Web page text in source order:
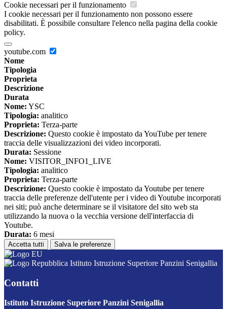
Cookie necessari per il funzionamento
I cookie necessari per il funzionamento non possono essere
disabilitati. È possibile consultare l'elenco nella pagina della cookie
policy.
youtube.com
Nome
Tipologia
Proprieta
Descrizione
Durata
Nome: YSC
Tipologia: analitico
Proprieta: Terza-parte
Descrizione: Questo cookie è impostato da YouTube per tenere
traccia delle visualizzazioni dei video incorporati.
Durata: Sessione
Nome: VISITOR_INFO1_LIVE
Tipologia: analitico
Proprieta: Terza-parte
Descrizione: Questo cookie è impostato da Youtube per tenere
traccia delle preferenze dell'utente per i video di Youtube incorporati
nei siti; può anche determinare se il visitatore del sito web sta
utilizzando la nuova o la vecchia versione dell'interfaccia di
Youtube.
Durata: 6 mesi
Accetta tutti Salva le preferenze
Istituto Istruzione Superiore Panzini Senigallia
Contatti
Istituto Istruzione Superiore Panzini Senigallia